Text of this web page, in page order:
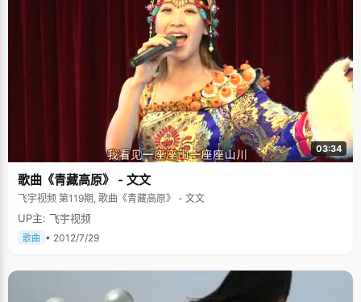
03:34
歌曲《青藏高原》 - 文文
飞宇视频 第119期, 歌曲《青藏高原》 - 文文
UP主: 飞宇视频
歌曲 • 2012/7/29